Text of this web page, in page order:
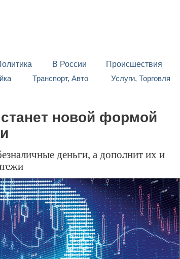
В России Происшествия
Транспорт, Авто Услуги, Торговля
новой формой
деньги, а дополнит их и